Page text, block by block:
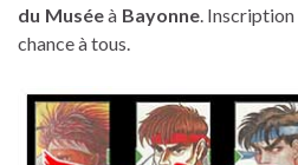
du Muséeà Bayonne. Inscription
chance à tous.